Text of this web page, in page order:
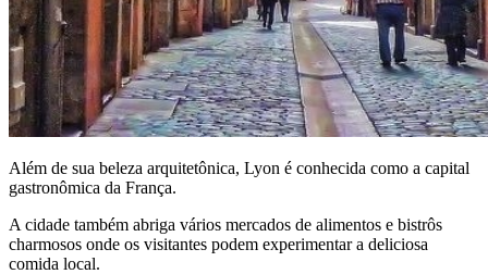
Além de sua beleza arquitetônica, Lyon é conhecida como a capital
gastronômica da França.
A cidade também abriga vários mercados de alimentos e bistrôs
charmosos onde os visitantes podem experimentar a deliciosa
comida local.